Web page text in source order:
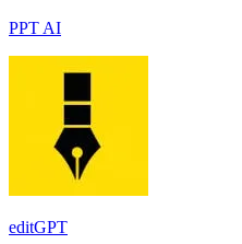
PPT AI
editGPT